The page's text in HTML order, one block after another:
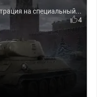
на специальный...
4